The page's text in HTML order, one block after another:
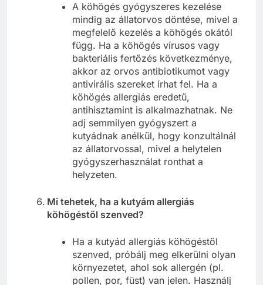
A köhögés gyógyszeres kezelése
mindig az állatorvos döntése, mivel a
megfelelő kezelés a köhögés okától
függ. Ha a köhögés vírusos vagy
bakteriális fertőzés következménye,
akkor az orvos antibiotikumot vagy
antivirális szereket írhat fel. Ha a
köhögés allergiás eredetű,
antihisztamint is alkalmazhatnak. Ne
adj semmilyen gyógyszert a
kutyádnak anélkül, hogy konzultálnál
az állatorvossal, mivel a helytelen
gyógyszerhasználat ronthat a
helyzeten.
Mi tehetek, ha a kutyám allergiás
köhögéstől szenved?
Ha a kutyád allergiás köhögéstől
szenved, próbálj meg elkerülni olyan
környezetet, ahol sok allergén (pl.
pollen, por, füst) van jelen. Használj